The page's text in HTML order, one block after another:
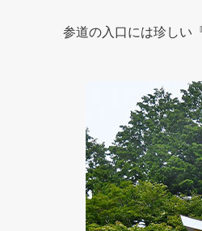
参道の入口には珍しい